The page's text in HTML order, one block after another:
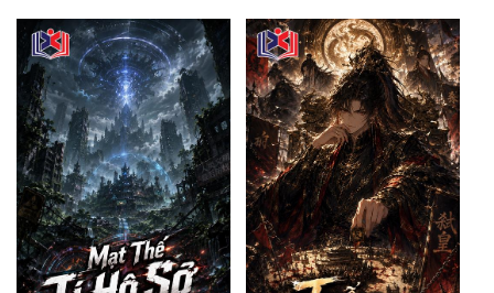
Xây Dựng Thế Lực
Đam Mỹ
Đẹp
Đẹp Hiệp
Tính Cách Nhân Vật :
Cơ Trí